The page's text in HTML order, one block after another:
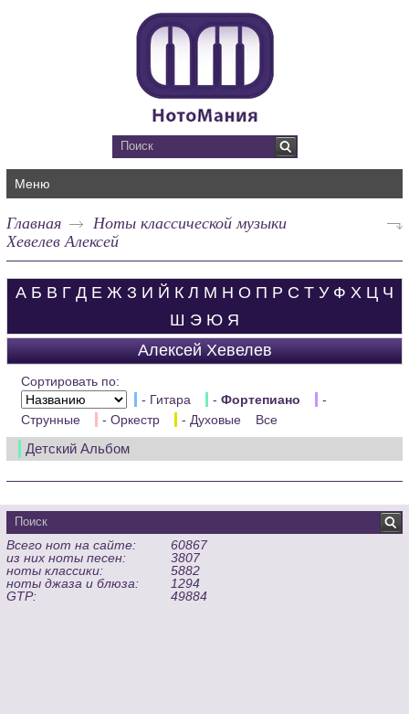
Меню
Главная
Ноты классической музыки
Хевелев Алексей
А Б В Г Д Е Ж З И Й К Л М Н О П Р С Т У Ф Х Ц Ч
Ш Э Ю Я
Алексей Хевелев
Сортировать по:
- Гитара
-Фортепиано
-
Струнные
- Оркестр - Духовые Все
Детский Альбом
Всего нот на сайте:
60867
из них ноты песен:
3807
ноты классики:
5882
ноты джаза и блюза:
1294
GTP:
49884